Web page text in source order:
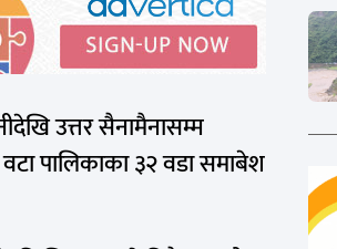
उत्तर सैनामैनासम्म
पालिकाका ३२ वडा समाबेश